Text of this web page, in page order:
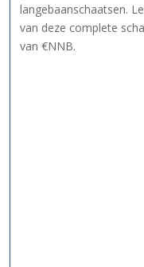
langebaanschaatsen.
van deze complete
van €NNB.